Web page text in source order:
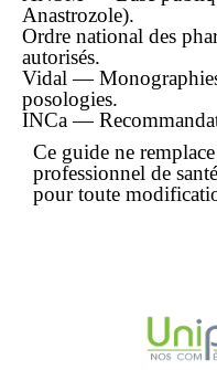
Anastrozole).
Ordre national des
autorisés.
Vidal —
posologies.
INCa —
Ce guide ne
professionnel de
pour toute